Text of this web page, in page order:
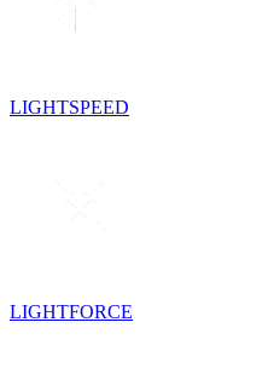
LIGHTSPEED
LIGHTFORCE